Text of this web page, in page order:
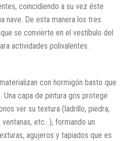
coincidiendo a su vez éste
nave. De esta manera los tres
se convierte en el vestíbulo del
actividades polivalentes.
con hormigón basto que
capa de pintura gris protege
ver su textura (ladrillo, piedra,
etc…), formando un
agujeros y tapiados que es